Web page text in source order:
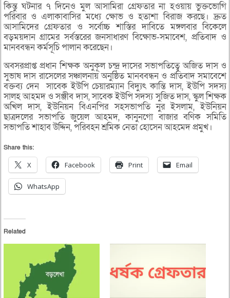
কিন্তু ঘটনার ৭ দিনেও মুল আসামিরা গ্রেফতার না হওয়ায় ভুক্তভোগি
পরিবার ও এলাকাবাসির মধ্যে ক্ষোভ ও হতাশা বিরাজ করছে। দ্রুত
আসামিদের গ্রেফতার ও সর্বোচ্চ শাস্তির দাবিতে মঙ্গলবার বিকেলে
বড়ময়দান গ্রামের সর্বস্তরের জনসাধারণ বিক্ষোভ-সমাবেশ, প্রতিবাদ ও
মানববন্ধন কর্মসূচি পালান করেছেন।
অবসরপ্রাপ্ত প্রধান শিক্ষক অনুকূল চন্দ্র দাসের সভাপতিত্বে অজিত দাস ও
সুভাষ দাস রাসেলের সঞ্চালনায় অনুষ্ঠিত মানববন্ধন ও প্রতিবাদ সমাবেশে
বক্তব্য দেন সাবেক ইউপি চেয়ারম্যান বিদ্যুৎ কান্তি দাস, ইউপি সদস্য
সালহ আহমদ ও সঞ্জীব দাস, সাবেক ইউপি সদস্য সুজিত দাস, স্কুল শিক্ষক
অখিল দাস, ইউনিয়ন বিএনপির সহসভাপতি নুর ইসলাম, ইউনিয়ন
ছাত্রদলের সভাপতি জুয়েল আহমদ, কানুনগো বাজার বণিক সমিতি
সভাপতি শাহাব উদ্দিন, পরিবহন শ্রমিক নেতা হোসেন আহমেদ প্রমুখ।
Share this:
X Facebook Print Email
WhatsApp
Related